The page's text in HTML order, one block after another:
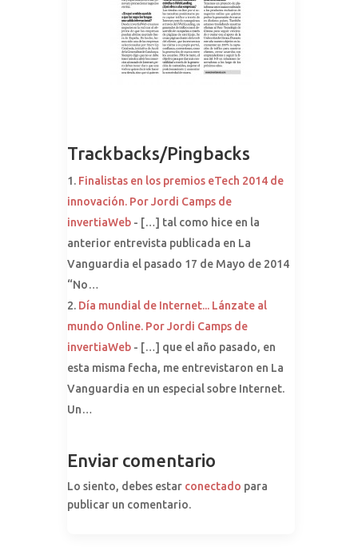
Trackbacks/Pingbacks
Finalistas en los premios eTech 2014 de
innovación. Por Jordi Camps de
invertiaWeb - […] tal como hice en la
anterior entrevista publicada en La
Vanguardia el pasado 17 de Mayo de 2014
“No…
Día mundial de Internet... Lánzate al
mundo Online. Por Jordi Camps de
invertiaWeb - […] que el año pasado, en
esta misma fecha, me entrevistaron en La
Vanguardia en un especial sobre Internet.
Un…
Enviar comentario
Lo siento, debes estar conectado para
publicar un comentario.